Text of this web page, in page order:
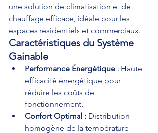
une solution de climatisation et de
chauffage efficace, idéale pour les
espaces résidentiels et commerciaux.
Caractéristiques du Système
Gainable
Performance Énergétique : Haute
efficacité énergétique pour
réduire les coûts de
fonctionnement.
Confort Optimal : Distribution
homogène de la température